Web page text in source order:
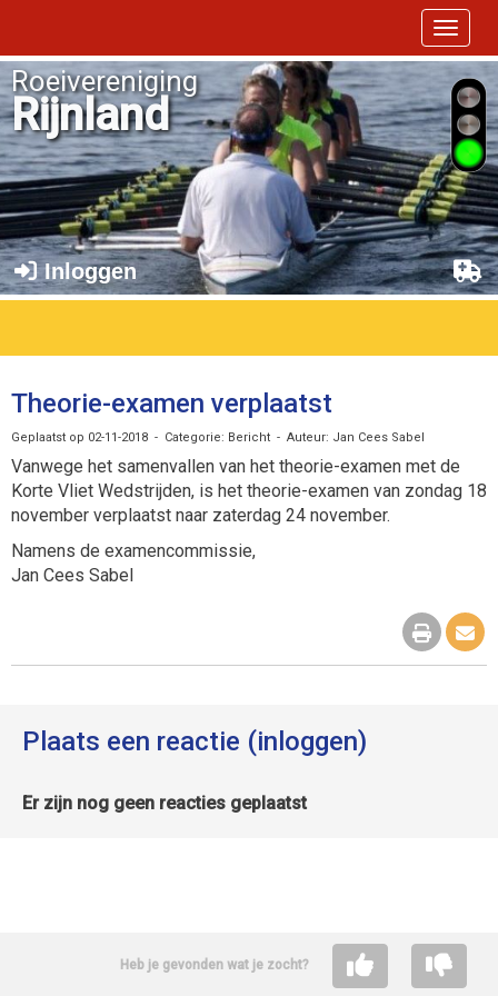
Toggle
Roeivereniging
Rijnland
Inloggen
Theorie-examen verplaatst
Geplaatst op 02-11-2018 - Categorie: Bericht - Auteur: Jan Cees Sabel
Vanwege het samenvallen van het theorie-examen met de
Korte Vliet Wedstrijden, is het theorie-examen van zondag 18
november verplaatst naar zaterdag 24 november.
Namens de examencommissie,
Jan Cees Sabel
Plaats een reactie (inloggen)
Er zijn nog geen reacties geplaatst
Heb je gevonden wat je zocht?